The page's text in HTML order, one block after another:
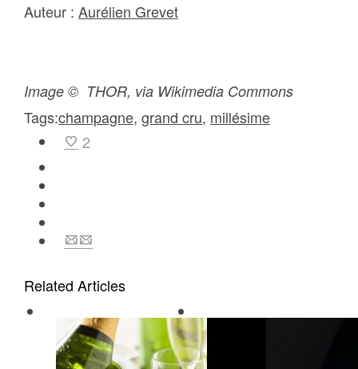
Auteur : Aurélien Grevet
Image © THOR, via Wikimedia Commons
Tags:champagne, grand cru, millésime
2
Related Articles